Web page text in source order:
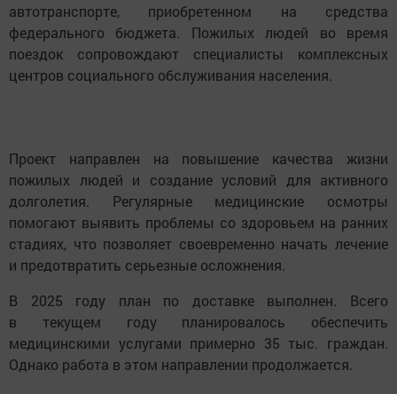
автотранспорте, приобретенном на средства
федерального бюджета. Пожилых людей во время
поездок сопровождают специалисты комплексных
центров социального обслуживания населения.
Проект направлен на повышение качества жизни
пожилых людей и создание условий для активного
долголетия. Регулярные медицинские осмотры
помогают выявить проблемы со здоровьем на ранних
стадиях, что позволяет своевременно начать лечение
и предотвратить серьезные осложнения.
В 2025 году план по доставке выполнен. Всего
в текущем году планировалось обеспечить
медицинскими услугами примерно 35 тыс. граждан.
Однако работа в этом направлении продолжается.